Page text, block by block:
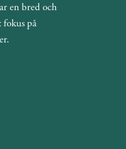
en bred och
på